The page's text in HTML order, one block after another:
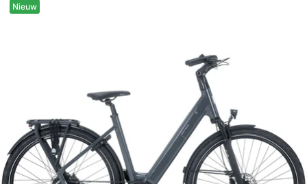
Nieuw